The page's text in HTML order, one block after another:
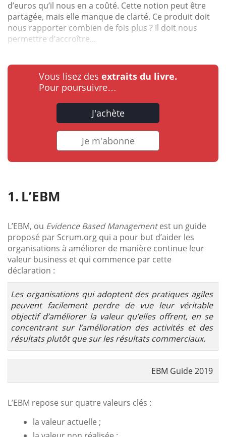
d’euros qu’il nous en a coûté. Cette notion peut être
partagée, mais elle manque de clarté. Ce produit doit
nous rapporter combien de fois plus ? Il doit nous
permettre d’accroître...
Vous lisez des extraits du livre.
Pour poursuivre…
J'achète
Je m'abonne
L’EBM
L’EBM, ou Evidence Based Managementest un guide
proposé par Scrum.org qui a pour but d’aider les
organisations à améliorer de manière continue leur
valeur business et qui commence par cette
déclaration :
Les organisations qui adoptent des pratiques agiles
peuvent facilement perdre de vue leur véritable
objectif d’améliorer la valeur qu’elles offrent, en se
concentrant sur l’amélioration des activités et des
résultats plutôt que sur les résultats commerciaux.
EBM Guide 2019
L’EBM repose sur quatre valeurs clés :
la valeur actuelle ;